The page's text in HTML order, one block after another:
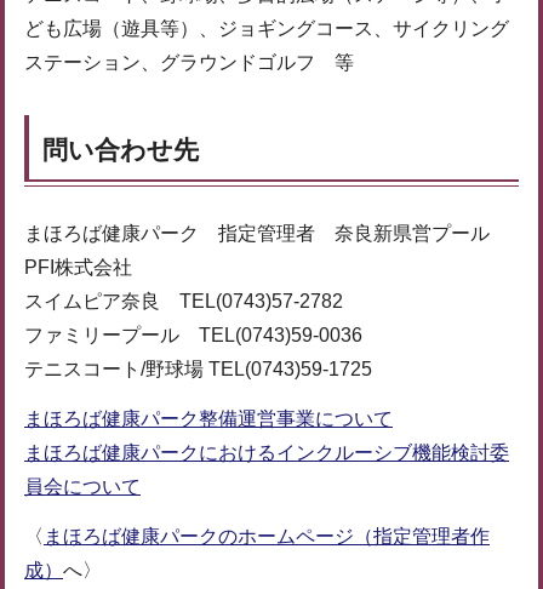
ども広場（遊具等）、ジョギングコース、サイクリング
ステーション、グラウンドゴルフ 等
問い合わせ先
まほろば健康パーク 指定管理者 奈良新県営プール
PFI株式会社
スイムピア奈良 TEL(0743)57-2782
ファミリープール TEL(0743)59-0036
テニスコート/野球場 TEL(0743)59-1725
まほろば健康パーク整備運営事業について
まほろば健康パークにおけるインクルーシブ機能検討委
員会について
〈 まほろば健康パークのホームページ（指定管理者作
成） へ〉